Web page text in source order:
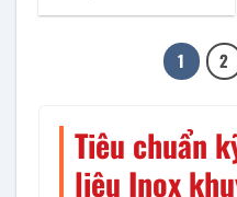
1 2
Tiêu chuẩn
liệu Inox